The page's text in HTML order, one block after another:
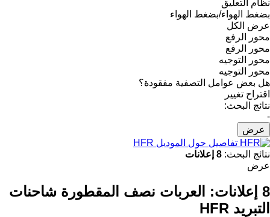
نظام التعليق
بضغط الهواء/بضغط الهواء
عرض الكل
محور الرفع
محور الرفع
محور التوجيه
محور التوجيه
هل بعض عوامل التصفية مفقودة؟
اقتراح تغيير
نتائج البحث:
-
عرض
تفاصيل حول الموديل HFR
نتائج البحث: 8 إعلانات
عرض
8 إعلانات:
العربات نصف المقطورة شاحنات
التبريد HFR